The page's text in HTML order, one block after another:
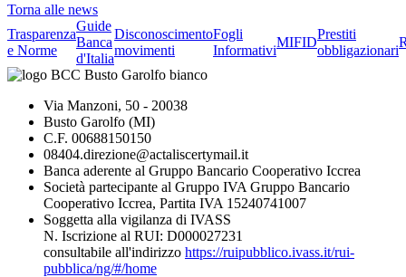
Torna alle news
Trasparenza
e Norme
Guide
Banca
d'Italia
Disconoscimento
movimenti
Fogli
Informativi
MIFID
Prestiti
obbligazionari
Via Manzoni, 50 - 20038
Busto Garolfo (MI)
C.F. 00688150150
08404.direzione@actaliscertymail.it
Banca aderente al Gruppo Bancario Cooperativo Iccrea
Società partecipante al Gruppo IVA Gruppo Bancario
Cooperativo Iccrea, Partita IVA 15240741007
Soggetta alla vigilanza di IVASS
N. Iscrizione al RUI: D000027231
consultabile all'indirizzo https://ruipubblico.ivass.it/rui-
pubblica/ng/#/home